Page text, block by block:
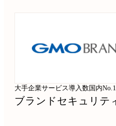
大手企業サービス導入数国内No.1
ブランドセキュリテ